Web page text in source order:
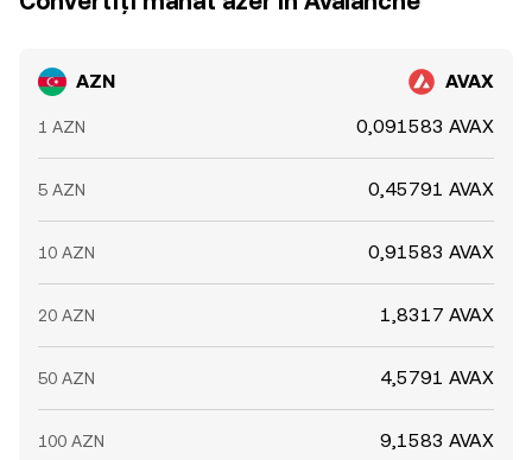
AZN AVAX
1 AZN 0,091583 AVAX
5 AZN 0,45791 AVAX
10 AZN 0,91583 AVAX
20 AZN 1,8317 AVAX
50 AZN 4,5791 AVAX
100 AZN 9,1583 AVAX